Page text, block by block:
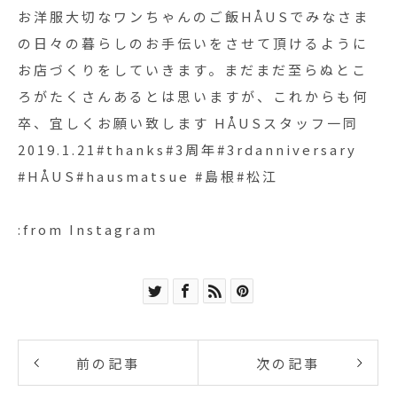
お洋服大切なワンちゃんのご飯HÅUSでみなさま
の日々の暮らしのお手伝いをさせて頂けるように
お店づくりをしていきます。まだまだ至らぬとこ
ろがたくさんあるとは思いますが、これからも何
卒、宜しくお願い致します HÅUSスタッフ一同
2019.1.21#thanks#3周年#3rdanniversary
#HÅUS#hausmatsue #島根#松江
:from Instagram
前の記事 次の記事